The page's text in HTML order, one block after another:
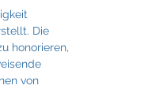
Die
honorieren,
von